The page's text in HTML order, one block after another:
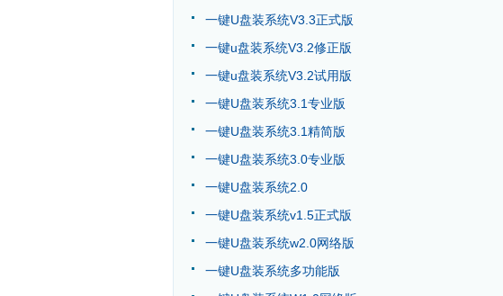
一键U盘装系统V3.3正式版
一键u盘装系统V3.2修正版
一键u盘装系统V3.2试用版
一键U盘装系统3.1专业版
一键U盘装系统3.1精简版
一键U盘装系统3.0专业版
一键U盘装系统2.0
一键U盘装系统v1.5正式版
一键U盘装系统w2.0网络版
一键U盘装系统多功能版